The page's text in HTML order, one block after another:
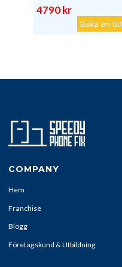
4790 kr
Boka en tid
COMPANY
Hem
Franchise
Blogg
Företagskund & Utbildning